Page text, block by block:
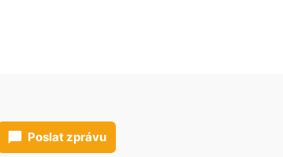
Poslat zprávu